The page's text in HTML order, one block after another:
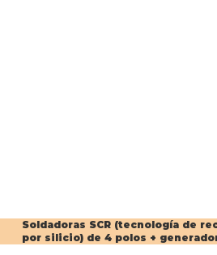
Soldadoras SCR (tecnología de
por silicio) de 4 polos +